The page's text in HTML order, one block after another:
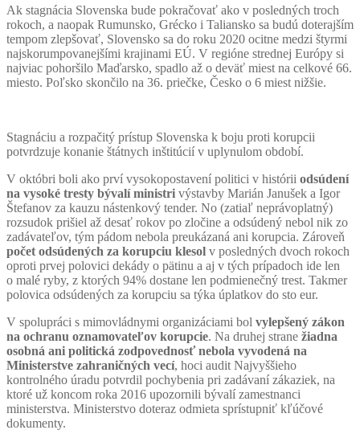
Ak stagnácia Slovenska bude pokračovať ako v posledných troch
rokoch, a naopak Rumunsko, Grécko i Taliansko sa budú doterajším
tempom zlepšovať, Slovensko sa do roku 2020 ocitne medzi štyrmi
najskorumpovanejšími krajinami EÚ. V regióne strednej Európy si
najviac pohoršilo Maďarsko, spadlo až o deväť miest na celkové 66.
miesto. Poľsko skončilo na 36. priečke, Česko o 6 miest nižšie.
Stagnáciu a rozpačitý prístup Slovenska k boju proti korupcii
potvrdzuje konanie štátnych inštitúcií v uplynulom období.
V októbri boli ako prví vysokopostavení politici v histórii odsúdení
na vysoké tresty bývalí ministri výstavby Marián Janušek a Igor
Štefanov za kauzu nástenkový tender. No (zatiaľ neprávoplatný)
rozsudok prišiel až desať rokov po zločine a odsúdený nebol nik zo
zadávateľov, tým pádom nebola preukázaná ani korupcia. Zároveň
počet odsúdených za korupciu klesol v posledných dvoch rokoch
oproti prvej polovici dekády o pätinu a aj v tých prípadoch ide len
o malé ryby, z ktorých 94% dostane len podmienečný trest. Takmer
polovica odsúdených za korupciu sa týka úplatkov do sto eur.
V spolupráci s mimovládnymi organizáciami bol vylepšený zákon
na ochranu oznamovateľov korupcie. Na druhej strane žiadna
osobná ani politická zodpovednosť nebola vyvodená na
Ministerstve zahraničných vecí, hoci audit Najvyššieho
kontrolného úradu potvrdil pochybenia pri zadávaní zákaziek, na
ktoré už koncom roka 2016 upozornili bývalí zamestnanci
ministerstva. Ministerstvo doteraz odmieta sprístupniť kľúčové
dokumenty.